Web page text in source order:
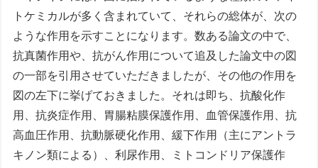
トケミカルが多く含まれていて、それらの総体が、次の
ような作用を示すことになります。数ある論文の中で、
抗真菌作用や、抗がん作用について追及した論文中の図
の一部を引用させていただきましたが、その他の作用を
図の左下に挙げておきました。それは即ち、抗酸化作
用、抗炎症作用、胃腸粘膜保護作用、血管保護作用、抗
高血圧作用、抗動脈硬化作用、緩下作用（主にアントラ
キノン類による）、利尿作用、ミトコンドリア保護作